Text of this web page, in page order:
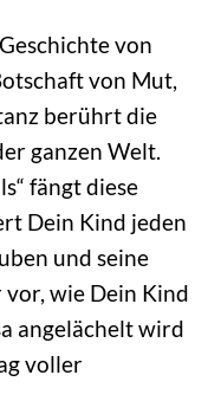
von
von Mut,
berührt die
ganzen Welt.
fängt diese
Dein Kind jeden
und seine
vor, wie Dein Kind
angelächelt wird
voller